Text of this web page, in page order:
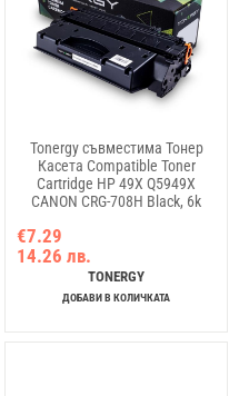
Tonergy съвместима Тонер
Касета Compatible Toner
Cartridge HP 49X Q5949X
CANON CRG-708H Black, 6k
€7.29
14.26 лв.
TONERGY
ДОБАВИ В КОЛИЧКАТА